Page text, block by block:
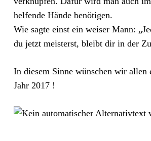
helfende Hände benötigen.
Wie sagte einst ein weiser Mann:
du jetzt meisterst, bleibt dir in der
In diesem Sinne wünschen wir allen
Jahr 2017 !